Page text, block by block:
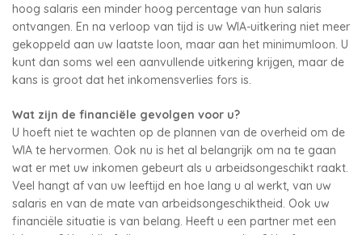
hoog salaris een minder hoog percentage van hun salaris
ontvangen. En na verloop van tijd is uw WIA-uitkering niet meer
gekoppeld aan uw laatste loon, maar aan het minimumloon. U
kunt dan soms wel een aanvullende uitkering krijgen, maar de
kans is groot dat het inkomensverlies fors is.
Wat zijn de financiële gevolgen voor u?
U hoeft niet te wachten op de plannen van de overheid om de
WIA te hervormen. Ook nu is het al belangrijk om na te gaan
wat er met uw inkomen gebeurt als u arbeidsongeschikt raakt.
Veel hangt af van uw leeftijd en hoe lang u al werkt, van uw
salaris en van de mate van arbeidsongeschiktheid. Ook uw
financiële situatie is van belang. Heeft u een partner met een